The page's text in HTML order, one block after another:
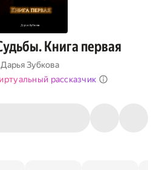
Книга первая
Дарья Зубкова
рассказчик